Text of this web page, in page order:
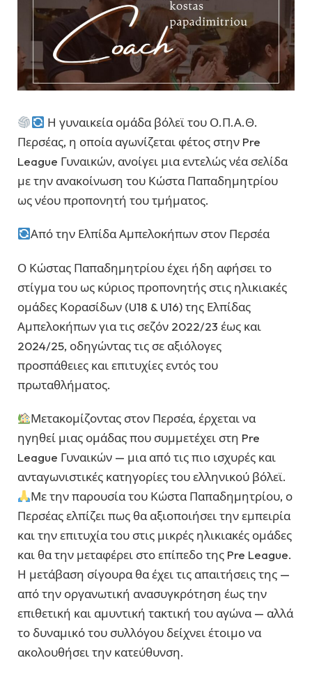
Η γυναικεία ομάδα βόλεϊ του Ο.Π.Α.Θ.
Περσέας, η οποία αγωνίζεται φέτος στην Pre
League Γυναικών, ανοίγει μια εντελώς νέα σελίδα
με την ανακοίνωση του Κώστα Παπαδημητρίου
ως νέου προπονητή του τμήματος.
Από την Ελπίδα Αμπελοκήπων στον Περσέα
Ο Κώστας Παπαδημητρίου έχει ήδη αφήσει το
στίγμα του ως κύριος προπονητής στις ηλικιακές
ομάδες Κορασίδων (U18 & U16) της Ελπίδας
Αμπελοκήπων για τις σεζόν 2022/23 έως και
2024/25, οδηγώντας τις σε αξιόλογες
προσπάθειες και επιτυχίες εντός του
πρωταθλήματος.
Μετακομίζοντας στον Περσέα, έρχεται να
ηγηθεί μιας ομάδας που συμμετέχει στη Pre
League Γυναικών — μια από τις πιο ισχυρές και
ανταγωνιστικές κατηγορίες του ελληνικού βόλεϊ.
Με την παρουσία του Κώστα Παπαδημητρίου, ο
Περσέας ελπίζει πως θα αξιοποιήσει την εμπειρία
και την επιτυχία του στις μικρές ηλικιακές ομάδες
και θα την μεταφέρει στο επίπεδο της Pre League.
Η μετάβαση σίγουρα θα έχει τις απαιτήσεις της —
από την οργανωτική ανασυγκρότηση έως την
επιθετική και αμυντική τακτική του αγώνα — αλλά
το δυναμικό του συλλόγου δείχνει έτοιμο να
ακολουθήσει την κατεύθυνση.